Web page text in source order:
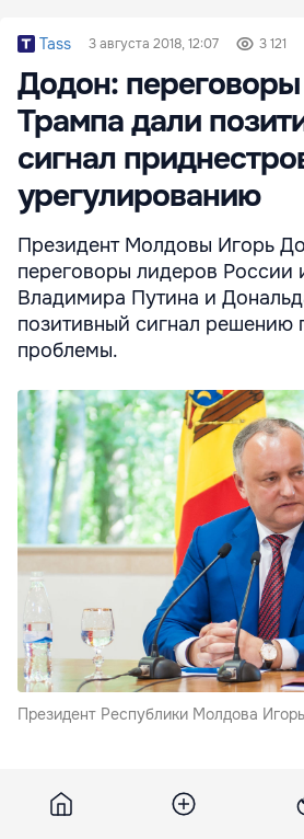
Tass 3 августа 2018, 12:07 3 121
Додон:
Трампа дали
сигнал
урегулированию
Президент Молдовы Игорь
переговоры лидеров
Владимира Путина и
позитивный сигнал решению
проблемы.
Президент Республики Молдова
вечером в интервью молдавскому